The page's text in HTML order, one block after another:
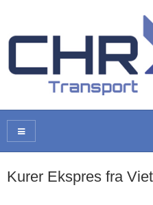
Kurer Ekspres fra